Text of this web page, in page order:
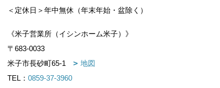
＜定休日＞年中無休（年末年始・盆除く）
《米子営業所（イシンホーム米子）》
〒683-0033
米子市長砂町65-1
地図
TEL： 0859-37-3960